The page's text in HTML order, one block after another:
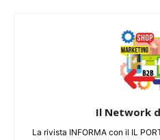
Il Network
La rivista INFORMA con il IL